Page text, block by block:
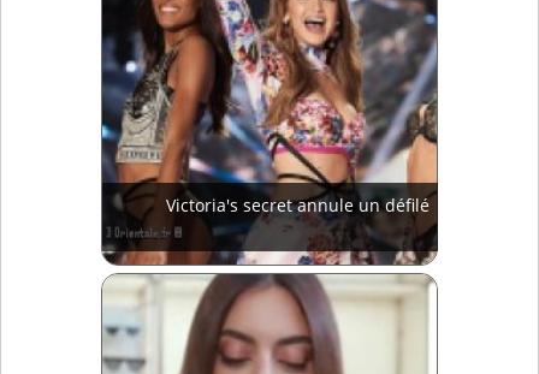
Victoria's secret annule un défilé